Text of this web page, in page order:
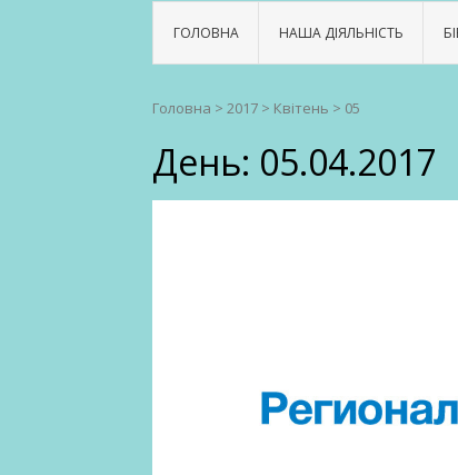
ГОЛОВНА НАША ДІЯЛЬНІСТЬ
Головна > 2017 > Квітень > 05
День: 05.04.2017